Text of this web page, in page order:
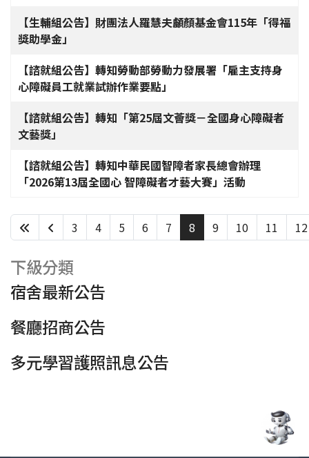
【生輔組公告】財團法人羅慧夫顱顏基金會115年「得福
獎助學金」
【諮就組公告】轉知勞動部勞動力發展署「雇主支持身
心障礙員工就業試辦作業要點」
【諮就組公告】轉知「第25屆文薈獎－全國身心障礙者
文藝獎」
【諮就組公告】轉知中華民國智障者家長總會辦理
「2026第13屆全國心 智障礙者才藝大賽」活動
第 8 頁，共 438 頁
3 4 5 6 7 8 9 10 11 12
下級分類
宿舍最新公告
餐廳招商公告
多元學習護照訊息公告